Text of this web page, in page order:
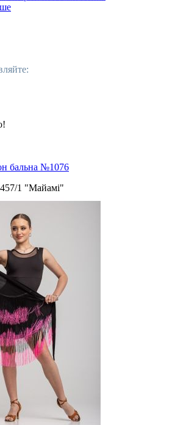
бальна №1076
1 "Майамі"